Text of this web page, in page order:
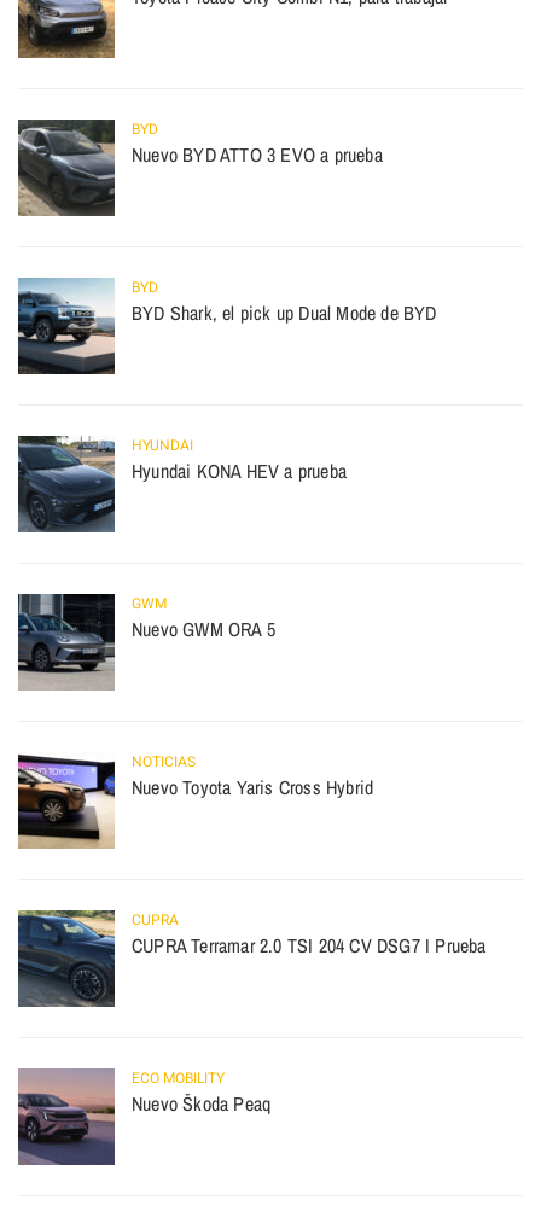
BYD
Nuevo BYD ATTO 3 EVO a prueba
BYD
BYD Shark, el pick up Dual Mode de BYD
HYUNDAI
Hyundai KONA HEV a prueba
GWM
Nuevo GWM ORA 5
NOTICIAS
Nuevo Toyota Yaris Cross Hybrid
CUPRA
CUPRA Terramar 2.0 TSI 204 CV DSG7 I Prueba
ECO MOBILITY
Nuevo Škoda Peaq